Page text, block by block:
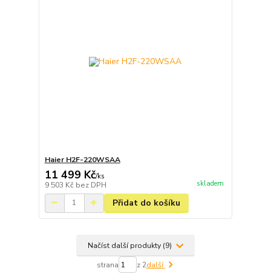
Haier H2F-220WSAA
11 499 Kč/ks
9 503 Kč bez DPH skladem
Přidat do košíku
Načíst další produkty (9)
strana z 2další